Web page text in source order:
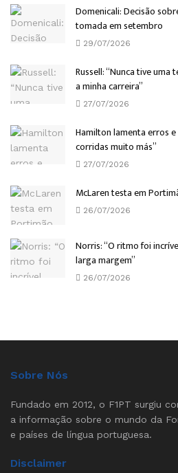
Domenicali: Decisão
tomada em setembro
29/07/2026
Russell: “Nunca tive
a minha carreira”
27/07/2026
Hamilton lamenta erros
corridas muito más”
27/07/2026
McLaren testa em
26/07/2026
Norris: “O ritmo foi
larga margem”
26/07/2026
Sobre Nós
Fundado em 2012, o F1PT surgiu
a informação sobre o mundo da
e países de língua portuguesa.
Disclaimer